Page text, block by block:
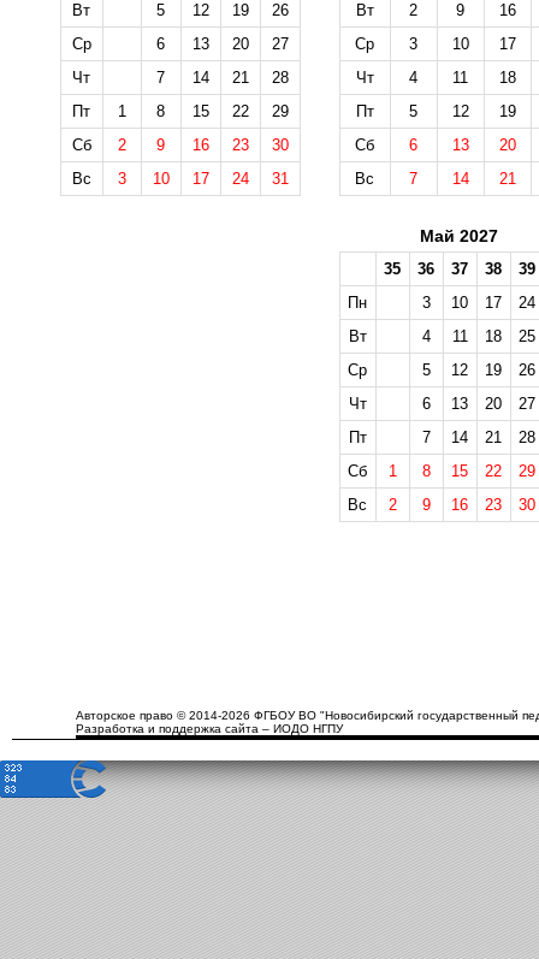
Вт
5 12 19
26
Ср
6 13 20
27
Чт
7 14 21
28
Пт
1 8 15 22
29
Сб
2 9 16 23
30
Вс
3 10 17 24 31
Вт
2 9
16
Ср
3 10
17
Чт
4 11
18
Пт
5 12
19
Сб
6 13
20
Вс
7 14 21
Май 2027
35 36 37 38
39
Пн
3 10 17
24
Вт
4 11 18
25
Ср
5 12 19
26
Чт
6 13 20
27
Пт
7 14 21
28
Сб
1 8 15 22
29
Вс
2 9 16 23 30
Авторское право © 2014-2026 ФГБОУ ВО "Новосибирский государственный
Разработка и поддержка сайта – ИОДО НГПУ